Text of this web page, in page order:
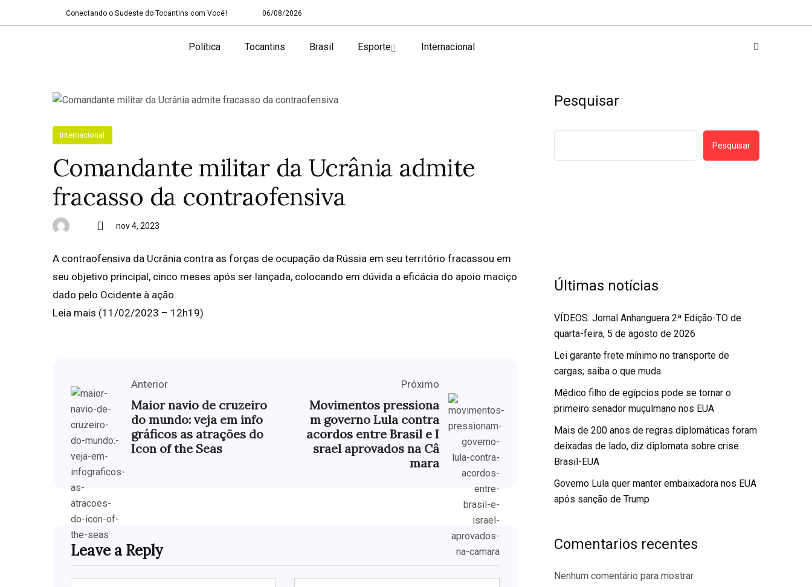
Conectando o Sudeste do Tocantins com Você! 06/08/2026
Política Tocantins Brasil Esporte Internacional
Internacional
Comandante militar da Ucrânia admite
fracasso da contraofensiva
nov 4, 2023
A contraofensiva da Ucrânia contra as forças de ocupação da Rússia em seu território fracassou em
seu objetivo principal, cinco meses após ser lançada, colocando em dúvida a eficácia do apoio maciço
dado pelo Ocidente à ação.
Leia mais (11/02/2023 – 12h19)
Anterior
Maior navio de cruzeiro
do mundo: veja em info
gráficos as atrações do
Icon of the Seas
Próximo
Movimentos pressiona
m governo Lula contra
acordos entre Brasil e I
srael aprovados na Câ
mara
Leave a Reply
Pesquisar
Pesquisar
Últimas notícias
VÍDEOS: Jornal Anhanguera 2ª Edição-TO de
quarta-feira, 5 de agosto de 2026
Lei garante frete mínimo no transporte de
cargas; saiba o que muda
Médico filho de egípcios pode se tornar o
primeiro senador muçulmano nos EUA
Mais de 200 anos de regras diplomáticas foram
deixadas de lado, diz diplomata sobre crise
Brasil-EUA
Governo Lula quer manter embaixadora nos EUA
após sanção de Trump
Comentarios recentes
Nenhum comentário para mostrar.